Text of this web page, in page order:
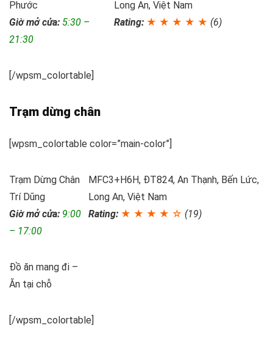
Phước
Giờ mở cửa: 5:30 –
21:30
Long An, Việt Nam
Rating: ★ ★ ★ ★ ★ (6)
[/wpsm_colortable]
Trạm dừng chân
[wpsm_colortable color=”main-color”]
Trạm Dừng Chân
Trí Dũng
Giờ mở cửa: 9:00
– 17:00
Đồ ăn mang đi –
Ăn tại chỗ
MFC3+H6H, ĐT824, An Thạnh, Bến Lức,
Long An, Việt Nam
Rating: ★ ★ ★ ★ ☆ (19)
[/wpsm_colortable]